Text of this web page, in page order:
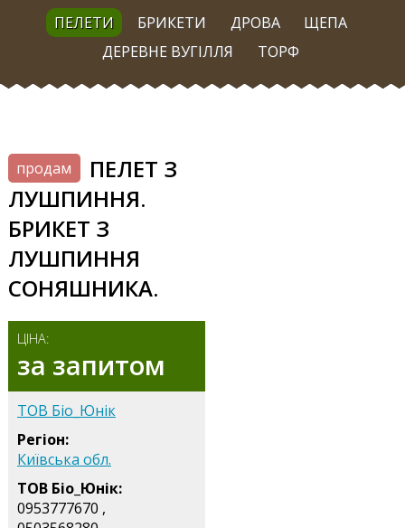
ПЕЛЕТИ БРИКЕТИ ДРОВА
ЩЕПА
ДЕРЕВНЕ ВУГІЛЛЯ
ТОРФ
продам
ПЕЛЕТ З
ЛУШПИННЯ.
БРИКЕТ З
ЛУШПИННЯ
СОНЯШНИКА.
ЦІНА:
за запитом
ТОВ Біо_Юнік
Регіон:
Київська обл.
ТОВ Біо_Юнік:
0953777670 ,